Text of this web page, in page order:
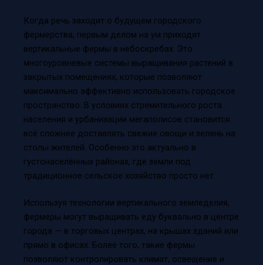
Когда речь заходит о будущем городского
фермерства, первым делом на ум приходят
вертикальные фермы в небоскребах. Это
многоуровневые системы выращивания растений в
закрытых помещениях, которые позволяют
максимально эффективно использовать городское
пространство. В условиях стремительного роста
населения и урбанизации мегаполисов становится
всё сложнее доставлять свежие овощи и зелень на
столы жителей. Особенно это актуально в
густонаселённых районах, где земли под
традиционное сельское хозяйство просто нет.
Используя технологии вертикального земледелия,
фермеры могут выращивать еду буквально в центре
города — в торговых центрах, на крышах зданий или
прямо в офисах. Более того, такие фермы
позволяют контролировать климат, освещение и